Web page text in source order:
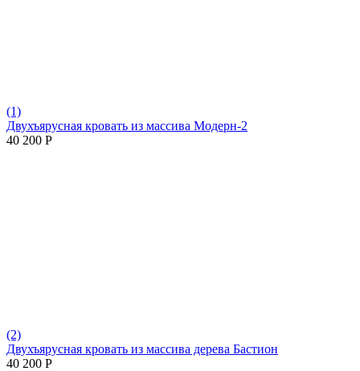
(1)
Двухъярусная кровать из массива Модерн-2
40 200 Р
(2)
Двухъярусная кровать из массива дерева Бастион
40 200 Р